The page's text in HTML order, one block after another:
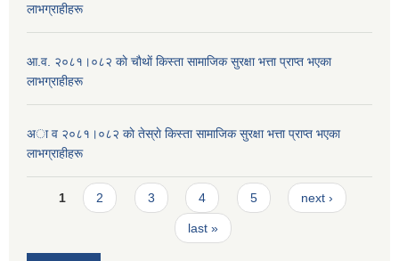
लाभग्राहीहरू
आ.व. २०८१।०८२ काे चाैथाें किस्ता सामाजिक सुरक्षा भत्ता प्राप्त भएका
लाभग्राहीहरू
अा व २०८१।०८२ काे तेस्राे किस्ता सामाजिक सुरक्षा भत्ता प्राप्त भएका
लाभग्राहीहरू
Pages
1 2 3 4 5 next ›
last »